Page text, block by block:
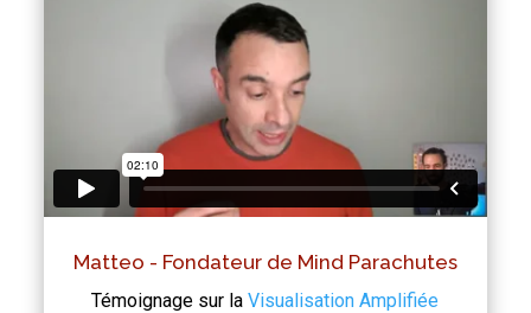
Matteo - Fondateur de Mind Parachutes
Témoignage sur laVisualisation Amplifiée